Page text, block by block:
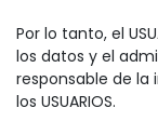
Por lo tanto, el
los datos y el
responsable de la
los USUARIOS.